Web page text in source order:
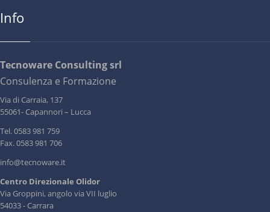
Info
Tecnoware Consulting srl
Consulenza e Formazione
Via di Carraia, 137
55061- Capannori – Lucca
Tel. 0583 981 759
Fax. 0583 981 706
info@tecnoware.it
Centro Direzionale Olidor
Via Groppini, angolo via VII luglio
54033 - Carrara